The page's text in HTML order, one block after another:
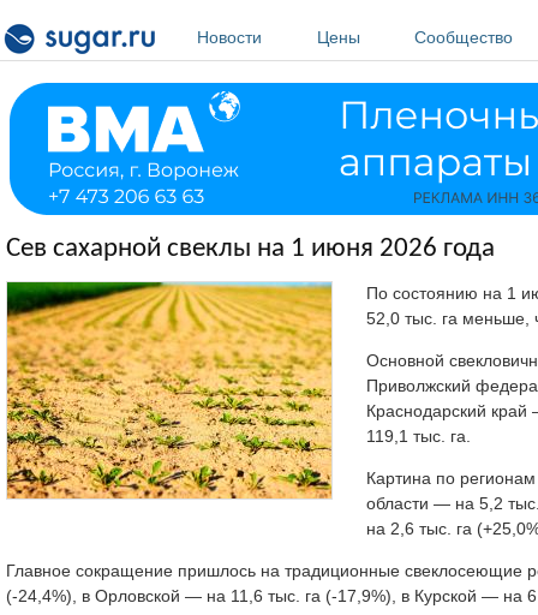
Новости
Цены Сообщество
Сев сахарной свеклы на 1 июня 2026 года
По состоянию на 1
52,0 тыс. га меньше,
Основной
Приволжский
Краснодарский
119,1 тыс. га.
Картина по
области — на 5,2
на 2,6 тыс. га
Главное сокращение пришлось на традиционные свеклосеющие
(-24,4%), в Орловской — на 11,6 тыс. га (-17,9%), в Курской — на